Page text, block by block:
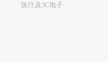
医疗及3C电子